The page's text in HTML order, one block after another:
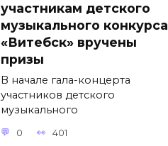
участникам детского
музыкального конкурса
«Витебск» вручены
призы
В начале гала-концерта
участников детского
музыкального
0 401